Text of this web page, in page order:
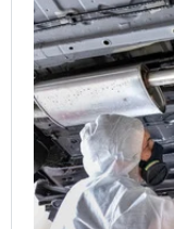
УСЛУГИ
АКЦИИ
О КОМПАНИИ
КОНТАКТЫ